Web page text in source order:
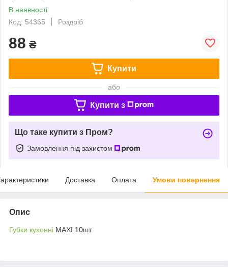
В наявності
Код: 54365
Роздріб
88 ₴
Купити
або
Купити з
Що таке купити з Пром?
Замовлення під захистом
Доставка Оплата Умови повернення
Опис
Губки кухонні MAXI 10шт